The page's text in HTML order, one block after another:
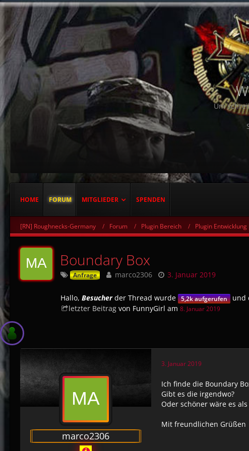
Um
HOME FORUM MITGLIEDER SPENDEN
[RN] Roughnecks-Germany Forum Plugin Bereich Plugin Entwicklung
Boundary Box
Anfrage marco2306 3. Januar 2019
Hallo, Besucherder Thread wurde 5,2k aufgerufen und
letzter Beitrag von FunnyGirl am 8. Januar 2019
marco2306
3. Januar 2019
Ich finde die Boundary
Gibt es die irgendwo?
Oder schöner wäre es
Mit freundlichen Grüßen